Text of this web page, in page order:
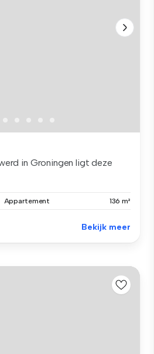
in Groningen ligt deze
Appartement 136 m²
Bekijk meer